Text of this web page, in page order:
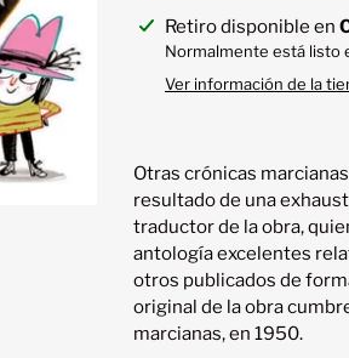
Agregando
producto
Retiro disponible en
Normalmente está listo
Ver información de la
Otras crónicas
resultado de una
traductor de la obra,
antología excelentes
otros publicados de
original de la obra
marcianas, en 1950.